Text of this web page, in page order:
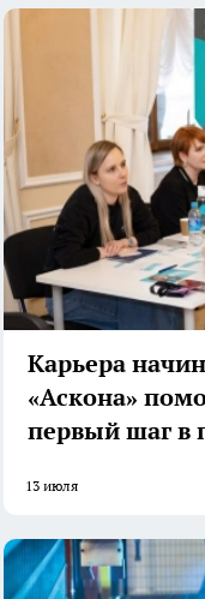
Карьера
«Аскона»
первый шаг в
13 июля